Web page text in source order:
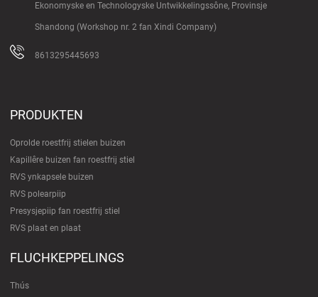
Ekonomyske en Technologyske Untwikkelingssône, Provinsje
Shandong (Workshop nr. 2 fan Xindi Company)
8613295445693
PRODUKTEN
Oprolde roestfrij stielen buizen
Kapillêre buizen fan roestfrij stiel
RVS ynkapsele buizen
RVS polearpiip
Presysjepiip fan roestfrij stiel
RVS plaat en plaat
FLUCHKEPPELINGS
Thús